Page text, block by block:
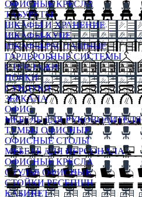
ОФИСНЫЕ КРЕСЛА
ТАБУРЕТЫ
ШКАФЫ И ХРАНЕНИЕ
ШКАФЫ-КУПЕ
ШКАФЫ-РАСПАШНЫЕ
ГАРДЕРОБНЫЕ СИСТЕМЫ
СТЕЛЛАЖИ
ПОЛКИ
СУНДУКИ
ЗЕРКАЛА
ОФИС
МЕБЕЛЬ ДЛЯ РУКОВОДИТЕЛЯ
ТУМБЫ ОФИСНЫЕ
ОФИСНЫЕ СТОЛЫ
МЕБЕЛЬ ДЛЯ ПЕРСОНАЛА
ОФИСНЫЕ КРЕСЛА
СТУЛЬЯ ОФИСНЫЕ
СТОЙКИ РЕСЕПШН
КАБИНЕТ